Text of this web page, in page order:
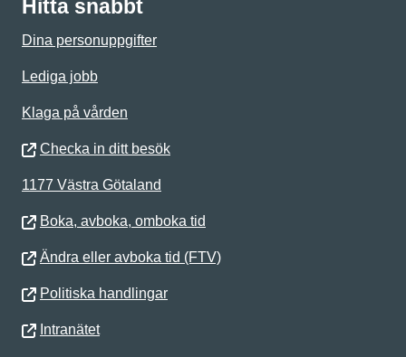
Hitta snabbt
Dina personuppgifter
Lediga jobb
Klaga på vården
Checka in ditt besök
1177 Västra Götaland
Boka, avboka, omboka tid
Ändra eller avboka tid (FTV)
Politiska handlingar
Intranätet